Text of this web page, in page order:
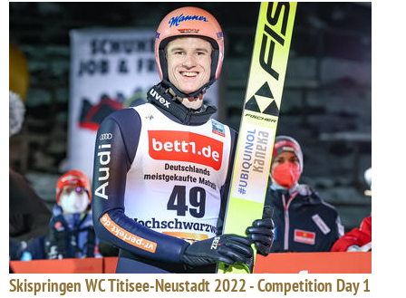
Skispringen WC Titisee-Neustadt 2022 - Competition Day 1